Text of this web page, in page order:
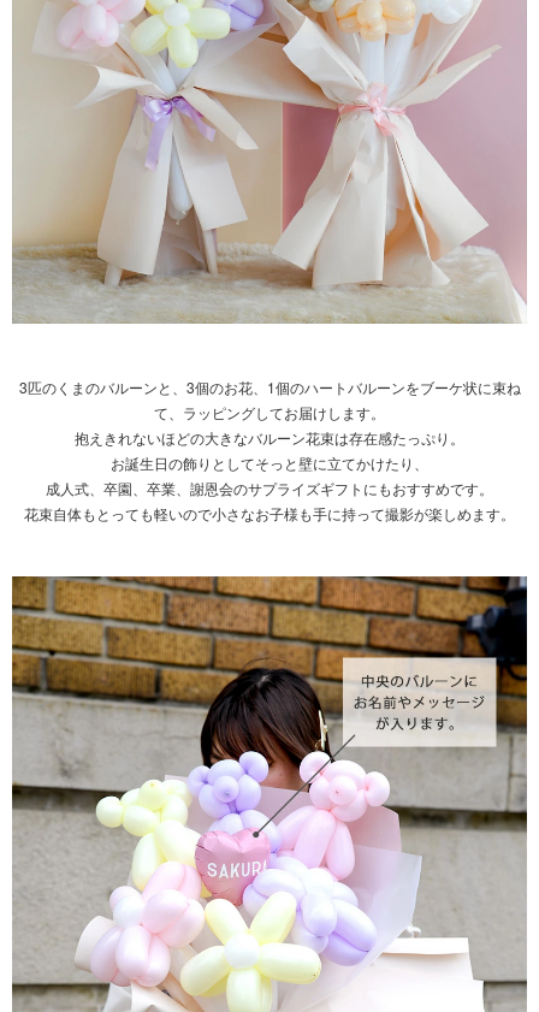
3匹のくまのバルーンと、3個のお花、1個のハートバルーンをブーケ状に束ね
て、ラッピングしてお届けします。
抱えきれないほどの大きなバルーン花束は存在感たっぷり。
お誕生日の飾りとしてそっと壁に立てかけたり、
成人式、卒園、卒業、謝恩会のサプライズギフトにもおすすめです。
花束自体もとっても軽いので小さなお子様も手に持って撮影が楽しめます。